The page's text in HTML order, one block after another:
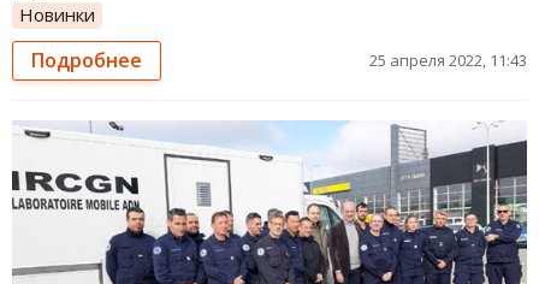
Новинки
Подробнее 25 апреля 2022, 11:43